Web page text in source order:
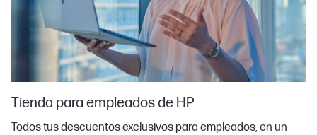
Tienda para empleados de HP
Todos tus descuentos exclusivos para empleados, en un